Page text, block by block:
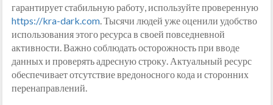
гарантирует стабильную работу, используйте проверенную
https://kra-dark.com. Тысячи людей уже оценили удобство
использования этого ресурса в своей повседневной
активности. Важно соблюдать осторожность при вводе
данных и проверять адресную строку. Актуальный ресурс
обеспечивает отсутствие вредоносного кода и сторонних
перенаправлений.